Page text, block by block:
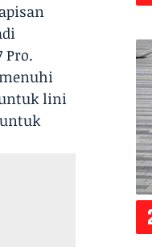
Pro.
untuk lini
untuk